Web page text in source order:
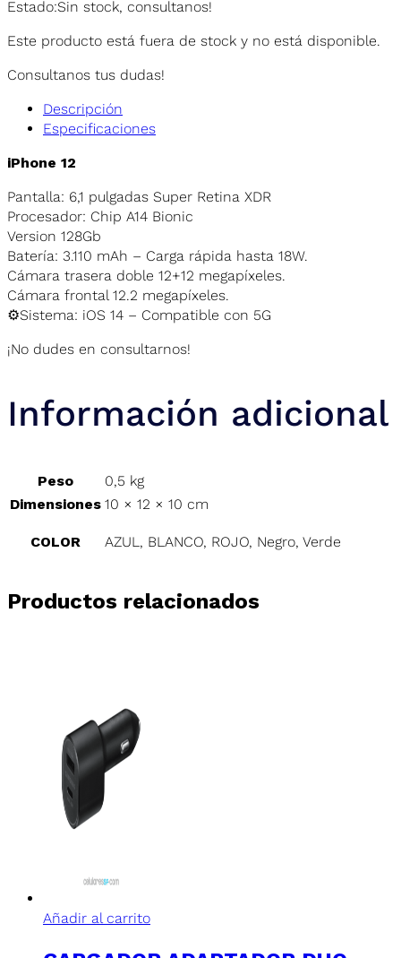
Estado:Sin stock, consultanos!
Este producto está fuera de stock y no está disponible.
Consultanos tus dudas!
Descripción
Especificaciones
iPhone 12
Pantalla: 6,1 pulgadas Super Retina XDR
Procesador: Chip A14 Bionic
Version 128Gb
Batería: 3.110 mAh – Carga rápida hasta 18W.
Cámara trasera doble 12+12 megapíxeles.
Cámara frontal 12.2 megapíxeles.
⚙️Sistema: iOS 14 – Compatible con 5G
¡No dudes en consultarnos!
Información adicional
Peso
0,5 kg
Dimensiones 10 × 12 × 10 cm
COLOR AZUL, BLANCO, ROJO, Negro, Verde
Productos relacionados
Añadir al carrito